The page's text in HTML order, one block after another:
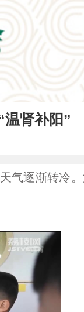
肾补阳”
逐渐转冷。